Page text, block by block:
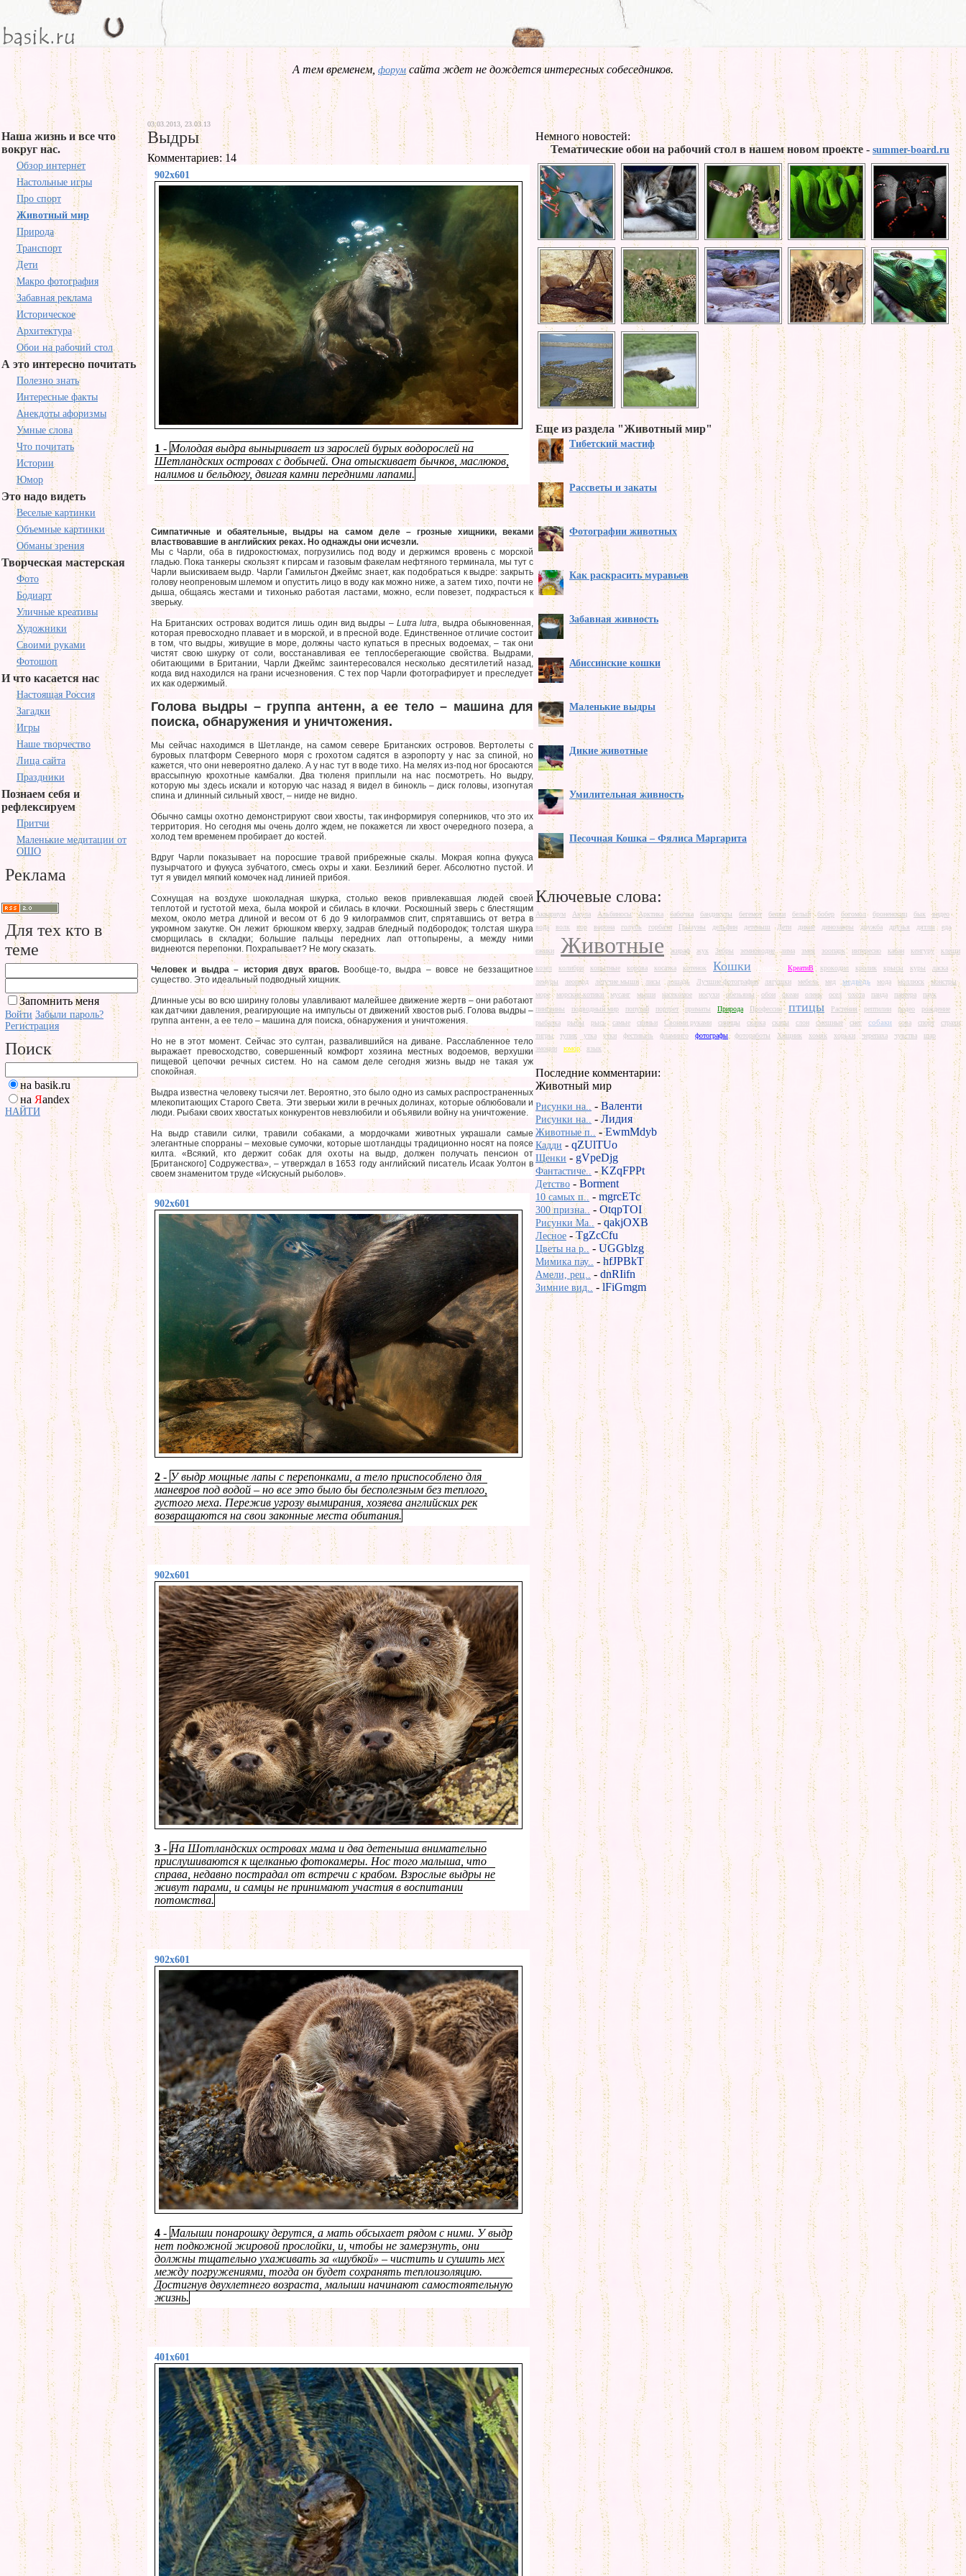
А тем временем, форум сайта ждет не дождется интересных собеседников.
Наша жизнь и все что
вокруг нас.
Обзор интернет
Настольные игры
Про спорт
Животный мир
Природа
Транспорт
Дети
Макро фотография
Забавная реклама
Историческое
Архитектура
Обои на рабочий стол
А это интересно почитать
Полезно знать
Интересные факты
Анекдоты афоризмы
Умные слова
Что почитать
Истории
Юмор
Это надо видеть
Веселые картинки
Объемные картинки
Обманы зрения
Творческая мастерская
Фото
Бодиарт
Уличные креативы
Художники
Своими руками
Фотошоп
И что касается нас
Настоящая Россия
Загадки
Игры
Наше творчество
Лица сайта
Праздники
Познаем себя и
рефлексируем
Притчи
Маленькие медитации от
ОШО
Реклама
Для тех кто в
теме
Запомнить меня
Войти Забыли пароль?
Регистрация
Поиск
на basik.ru
на Яandex
НАЙТИ
03.03.2013, 23.03.13
Выдры
Комментариев: 14
902x601
1 - Молодая выдра выныривает из зарослей бурых водорослей на
Шетландских островах с добычей. Она отыскивает бычков, маслюков,
налимов и бельдюгу, двигая камни передними лапами.
Симпатичные и обаятельные, выдры на самом деле – грозные хищники, веками
властвовавшие в английских реках. Но однажды они исчезли.
Мы с Чарли, оба в гидрокостюмах, погрузились под воду и держимся вровень с морской
гладью. Пока танкеры скользят к пирсам и газовым факелам нефтяного терминала, мы тут с
Чарли выискиваем выдр. Чарли Гамильтон Джеймс знает, как подобраться к выдре: закрыть
голову неопреновым шлемом и опустить лицо в воду как можно ниже, а затем тихо, почти не
дыша, общаясь жестами и тихонько работая ластами, можно, если повезет, подкрасться к
зверьку.
На Британских островах водится лишь один вид выдры – Lutra lutra, выдра обыкновенная,
которая превосходно плавает и в морской, и в пресной воде. Единственное отличие состоит
в том, что выдры, живущие в море, должны часто купаться в пресных водоемах, – так они
чистят свою шкурку от соли, восстанавливая ее теплосберегающие свойства. Выдрами,
обитающими в Британии, Чарли Джеймс заинтересовался несколько десятилетий назад,
когда вид находился на грани исчезновения. С тех пор Чарли фотографирует и преследует
их как одержимый.
Голова выдры – группа антенн, а ее тело – машина для
поиска, обнаружения и уничтожения.
Мы сейчас находимся в Шетланде, на самом севере Британских островов. Вертолеты с
буровых платформ Северного моря с грохотом садятся в аэропорту у нас за спиной, но
кажется, что они невероятно далеко. А у нас тут в воде тихо. На мелях из-под ног бросаются
врассыпную крохотные камбалки. Два тюленя приплыли на нас посмотреть. Но выдру,
которую мы здесь искали и которую час назад я видел в бинокль – диск головы, изогнутая
спина и длинный сильный хвост, – нигде не видно.
Обычно самцы охотно демонстрируют свои хвосты, так информируя соперников, что это их
территория. Но сегодня мы очень долго ждем, не покажется ли хвост очередного позера, а
холод тем временем пробирает до костей.
Вдруг Чарли показывает на поросшие травой прибрежные скалы. Мокрая копна фукуса
пузырчатого и фукуса зубчатого, смесь охры и хаки. Безликий берег. Абсолютно пустой. И
тут я увидел мягкий комочек над линией прибоя.
Сохнущая на воздухе шоколадная шкурка, столько веков привлекавшая людей своей
теплотой и густотой меха, была мокрой и сбилась в клочки. Роскошный зверь с блестящим
мехом, около метра длиной и весом от 6 до 9 килограммов спит, спрятавшись от ветра в
укромном закутке. Он лежит брюшком кверху, задрав бледный подбородок; толстая шкура
сморщилась в складки; большие пальцы передних лап оттопырены, а между ними
виднеются перепонки. Похрапывает? Не могу сказать.
Человек и выдра – история двух врагов.Вообще-то, выдра – вовсе не беззащитное
существо. Это идеальный подводный хищник.
Длинные усы во всю ширину головы улавливают малейшее движение жертв – они работают
как датчики давления, реагирующие на импульсы от движений хвостов рыб. Голова выдры –
группа антенн, а ее тело – машина для поиска, обнаружения и уничтожения.
Но не в этот момент. Сейчас это султан, развалившийся на диване. Расслабленное тело
выражает превосходство, совершенный комфорт хозяина местных водоемов, верхушки
пищевой цепочки речных систем. Но на самом деле сегодня жизнь выдр не такая уж
спокойная.
Выдра известна человеку тысячи лет. Вероятно, это было одно из самых распространенных
млекопитающих Старого Света. Эти зверьки жили в речных долинах, которые облюбовали и
люди. Рыбаки своих хвостатых конкурентов невзлюбили и объявили войну на уничтожение.
На выдр ставили силки, травили собаками, а мордочками животных украшали самые
элегантные спорраны – меховые сумочки, которые шотландцы традиционно носят на поясе
килта. «Всякий, кто держит собак для охоты на выдр, должен получать пенсион от
[Британского] Содружества», – утверждал в 1653 году английский писатель Исаак Уолтон в
своем знаменитом труде «Искусный рыболов».
902x601
2 - У выдр мощные лапы с перепонками, а тело приспособлено для
маневров под водой – но все это было бы бесполезным без теплого,
густого меха. Пережив угрозу вымирания, хозяева английских рек
возвращаются на свои законные места обитания.
902x601
3 - На Шотландских островах мама и два детеныша внимательно
прислушиваются к щелканью фотокамеры. Нос того малыша, что
справа, недавно пострадал от встречи с крабом. Взрослые выдры не
живут парами, и самцы не принимают участия в воспитании
потомства.
902x601
4 - Малыши понарошку дерутся, а мать обсыхает рядом с ними. У выдр
нет подкожной жировой прослойки, и, чтобы не замерзнуть, они
должны тщательно ухаживать за «шубкой» – чистить и сушить мех
между погружениями, тогда он будет сохранять теплоизоляцию.
Достигнув двухлетнего возраста, малыши начинают самостоятельную
жизнь.
401x601
Немного новостей:
Тематические обои на рабочий стол в нашем новом проекте - summer-board.ru
Еще из раздела "Животный мир"
Тибетский мастиф
Рассветы и закаты
Фотографии животных
Как раскрасить муравьев
Забавная живность
Абиссинские кошки
Маленькие выдры
Дикие животные
Умилительная живность
Песочная Кошка – Фялиса Маргарита
Ключевые слова:
Аквариум Акула Альбиносы Арктика бабочка бандикуты бегемот белки белый бобер богомол броненосиц бык
видео
вода
волк вор ворона голубь горбачи Грызуны дельфин детеныш Дети дикие динозавры дружба друзья дятлы еда
ежики Животные жираф жук Зебры земноводне зима змея зоопарк интересно кабан кенгуру клещи
козел колибри копытные корова косатка котенок Кошки Красота КреатиВ крокодил кролик крысы куры
ласка
лемуры
леопард летучие мыши лисы лошадь Лучшие фотографии лягушки мебель мед медведь мода моллюск
монстры
море
морские котики мусанг мыши насекомое носухи обезьяны обои океан олень осел охота панда пантера
паук
пингвины
подводный мир попугай портрет приматы Природа Профессии птицы Растения рептилии родео
рождение
рыбалка
рыбы рысь самые свиньи Своими руками синицы сказка скаты слон смешные снег собаки сова спорт
страхи
тигры
тупик утка утки фестиваль фламинго фотографы фотоработы Хищник хомяк хорьки черепаха чувства
шар
эмоции
юмор язык
Последние комментарии:
Животный мир
Рисунки на.. -Валенти
Рисунки на.. -Лидия
Животные п.. -EwmMdyb
Кадди - qZUlTUo
Щенки - gVpeDjg
Фантастиче.. -KZqFPPt
Детство - Borment
10 самых п.. - mgrcETc
300 призна.. - OtqpTOI
Рисунки Ma.. -qakjOXB
Лесное -TgZcCfu
Цветы на р.. - UGGblzg
Мимика пау.. -hfJPBkT
Амели, рец.. - dnRIifn
Зимние вид.. -lFiGmgm